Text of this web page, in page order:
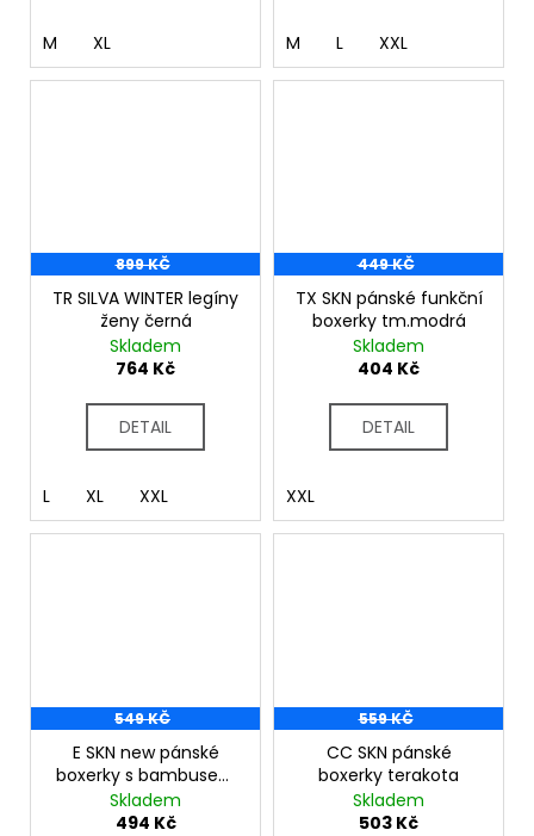
M XL M L XXL
899 KČ
TR SILVA WINTER legíny
ženy černá
Skladem
764 Kč
DETAIL
L XL XXL
449 KČ
TX SKN pánské funkční
boxerky tm.modrá
Skladem
404 Kč
DETAIL
XXL
549 KČ
E SKN new pánské
boxerky s bambusem
tm.modrá
Skladem
494 Kč
559 KČ
CC SKN pánské
boxerky terakota
Skladem
503 Kč